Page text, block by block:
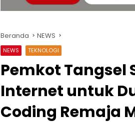
Beranda NEWS
NEWS TEKNOLOGI
Pemkot
Internet untuk
Coding Remaja